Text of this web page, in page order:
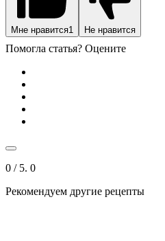
Мне нравится1 Не нравится
Помогла статья? Оцените
0 / 5. 0
Рекомендуем другие рецепты